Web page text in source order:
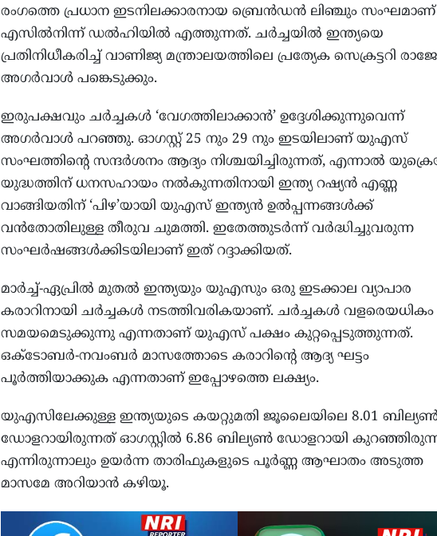
രംഗത്തെ പ്രധാന ഇടനിലക്കാരനായ ബ്രെന്‍ഡന്‍ ലിഞ്ചും
എസില്‍നിന്ന് ഡല്‍ഹിയില്‍ എത്തുന്നത്. ചര്‍ച്ചയില്‍ ഇന്ത്യയെ
പ്രതിനിധീകരിച്ച് വാണിജ്യ മന്ത്രാലയത്തിലെ പ്രത്യേക സെക്രട്ടറി
അഗര്‍വാള്‍ പങ്കെടുക്കും.
ഇരുപക്ഷവും ചര്‍ച്ചകള്‍ ‘വേഗത്തിലാക്കാന്‍’ ഉദ്ദേശിക്കുന്നുവെന്ന്
അഗര്‍വാള്‍ പറഞ്ഞു. ഓഗസ്റ്റ് 25 നും 29 നും ഇടയിലാണ് യുഎസ്
സംഘത്തിന്റെ സന്ദര്‍ശനം ആദ്യം നിശ്ചയിച്ചിരുന്നത്, എന്നാല്‍
യുദ്ധത്തിന് ധനസഹായം നല്‍കുന്നതിനായി ഇന്ത്യ റഷ്യന്‍ എണ്ണ
വാങ്ങിയതിന് ‘പിഴ’യായി യുഎസ് ഇന്ത്യന്‍ ഉല്‍പ്പന്നങ്ങള്‍ക്ക്
വന്‍തോതിലുള്ള തീരുവ ചുമത്തി. ഇതേത്തുടര്‍ന്ന് വര്‍ദ്ധിച്ചുവരുന്ന
സംഘര്‍ഷങ്ങള്‍ക്കിടയിലാണ് ഇത് റദ്ദാക്കിയത്.
മാര്‍ച്ച്-ഏപ്രില്‍ മുതല്‍ ഇന്ത്യയും യുഎസും ഒരു ഇടക്കാല വ്യാപാര
കരാറിനായി ചര്‍ച്ചകള്‍ നടത്തിവരികയാണ്. ചര്‍ച്ചകള്‍ വളരെയധികം
സമയമെടുക്കുന്നു എന്നതാണ് യുഎസ് പക്ഷം കുറ്റപ്പെടുത്തുന്നത്.
ഒക്ടോബര്‍-നവംബര്‍ മാസത്തോടെ കരാറിന്റെ ആദ്യ ഘട്ടം
പൂര്‍ത്തിയാക്കുക എന്നതാണ് ഇപ്പോഴത്തെ ലക്ഷ്യം.
യുഎസിലേക്കുള്ള ഇന്ത്യയുടെ കയറ്റുമതി ജൂലൈയിലെ 8.01
ഡോളറായിരുന്നത് ഓഗസ്റ്റില്‍ 6.86 ബില്യണ്‍ ഡോളറായി
എന്നിരുന്നാലും ഉയര്‍ന്ന താരിഫുകളുടെ പൂര്‍ണ്ണ ആഘാതം അടുത്ത
മാസമേ അറിയാന്‍ കഴിയൂ.